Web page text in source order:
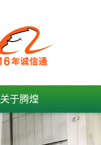
关于腾煌